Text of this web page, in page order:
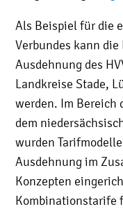
Als Beispiel für die
Verbundes kann
Ausdehnung des
Landkreise Stade,
werden. Im Bereich
dem
wurden
Ausdehnung im
Konzepten
Kombinationstarife